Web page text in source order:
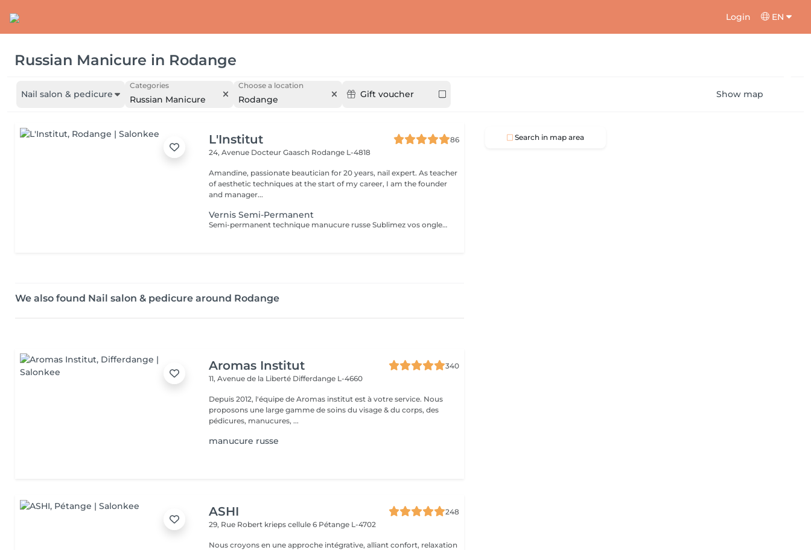
Login EN
Russian Manicure in Rodange
Nail salon & pedicure
Categories
Russian Manicure
Choose a location
Rodange Gift voucher Show map
L'Institut
86
24, Avenue Docteur Gaasch Rodange L-4818
Amandine, passionate beautician for 20 years, nail expert. As teacher
of aesthetic techniques at the start of my career, I am the founder
and manager...
Vernis Semi-Permanent
Semi-permanent technique manucure russe Sublimez vos ongles avec notre manucure russe, une technique professionnelle qui offre un résultat ultra-précis et durable. Cette prestation inclut : Soin complet des ongles et cuticules Limage et préparation minutieuse Application du semi-permanent pour un rendu net et élégant Résultat impeccable : la repousse n'est pas visible pendant 10 jours Durée : 45 minutes
We also found Nail salon & pedicure around Rodange
Aromas Institut
340
11, Avenue de la Liberté Differdange L-4660
Depuis 2012, l'équipe de Aromas institut est à votre service. Nous
proposons une large gamme de soins du visage & du corps, des
pédicures, manucures, ...
manucure russe
ASHI
248
29, Rue Robert krieps cellule 6 Pétange L-4702
Nous croyons en une approche intégrative, alliant confort, relaxation
Search in map area